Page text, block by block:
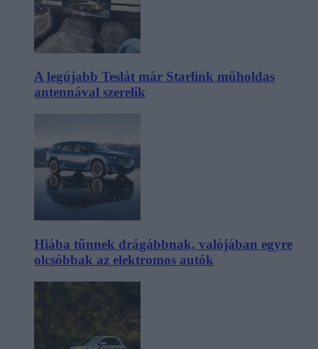
A legújabb Teslát már Starlink műholdas
antennával szerelik
Hiába tűnnek drágábbnak, valójában egyre
olcsóbbak az elektromos autók